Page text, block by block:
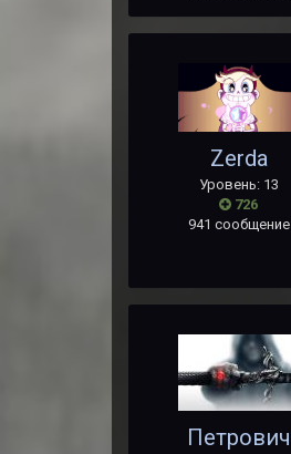
Zerda
Уровень: 13
726
941 сообщение
Петрович